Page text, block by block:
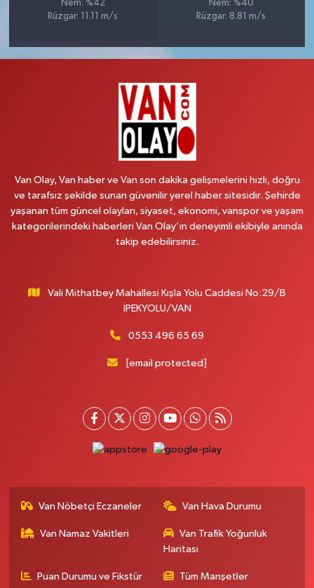
Nem: %42
Rüzgar: 11.11 m/s
Nem: %40
Rüzgar: 8.81 m/s
Van Olay, Van haber ve Van son dakika gelişmelerini hızlı, doğru
ve tarafsız şekilde sunan güvenilir yerel haber sitesidir. Şehirde
yaşanan tüm güncel olayları, siyaset, ekonomi, vanspor ve yaşam
kategorilerindeki haberleri Van Olay’ın deneyimli ekibiyle anında
takip edebilirsiniz.
Vali Mithatbey Mahallesi Kışla Yolu Caddesi No:29/B
İPEKYOLU/VAN
0553 496 65 69
[email protected]
Van Nöbetçi Eczaneler Van Hava Durumu
Van Namaz Vakitleri
Van Trafik Yoğunluk
Haritası
Puan Durumu ve Fikstür Tüm Manşetler